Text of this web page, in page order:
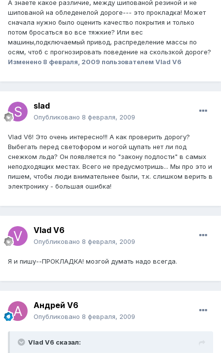
А знаете какое различие, между шипованой резиной и не
шипованой на обледенелой дороге--- это прокладка! Может
сначала нужно было оценить качество покрытия и только
потом бросаться во все тяжкие? Или вес
машины,подключаемый привод, распределение массы по
осям, чтоб с прогнозировать поведение на скользкой дороге?
Изменено 8 февраля, 2009 пользователем Vlad V6
slad
Опубликовано 8 февраля, 2009
Vlad V6! Это очень интересно!!! А как проверить дорогу?
Выбегать перед светофором и ногой щупать нет ли под
снежком льда? Он появляется по "закону подлости" в самых
неподходящих местах. Всего не предусмотришь... Мы про это и
пишем, чтобы люди внимательнее были, т.к. слишком верить в
электронику - большая ошибка!
Vlad V6
Опубликовано 8 февраля, 2009
Я и пишу--ПРОКЛАДКА! мозгой думать надо всегда.
Андрей V6
Опубликовано 8 февраля, 2009
Vlad V6 сказал: